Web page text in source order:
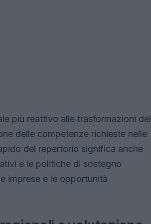
più reattivo alle trasformazioni del
delle competenze richieste nelle
del repertorio significa anche
e le politiche di sostegno
imprese e le opportunità